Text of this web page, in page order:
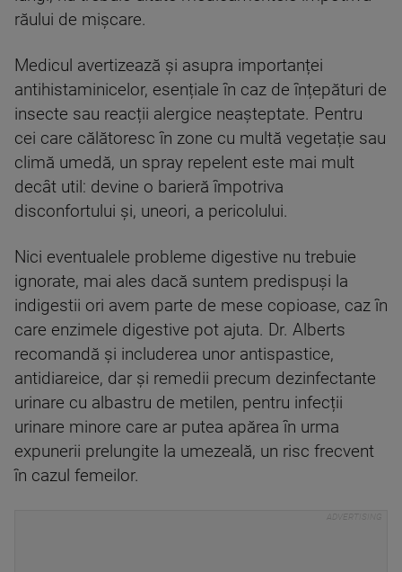
răului de mișcare.
Medicul avertizează și asupra importanței
antihistaminicelor, esențiale în caz de înțepături de
insecte sau reacții alergice neașteptate. Pentru
cei care călătoresc în zone cu multă vegetație sau
climă umedă, un spray repelent este mai mult
decât util: devine o barieră împotriva
disconfortului și, uneori, a pericolului.
Nici eventualele probleme digestive nu trebuie
ignorate, mai ales dacă suntem predispuși la
indigestii ori avem parte de mese copioase, caz în
care enzimele digestive pot ajuta. Dr. Alberts
recomandă și includerea unor antispastice,
antidiareice, dar și remedii precum dezinfectante
urinare cu albastru de metilen, pentru infecții
urinare minore care ar putea apărea în urma
expunerii prelungite la umezeală, un risc frecvent
în cazul femeilor.